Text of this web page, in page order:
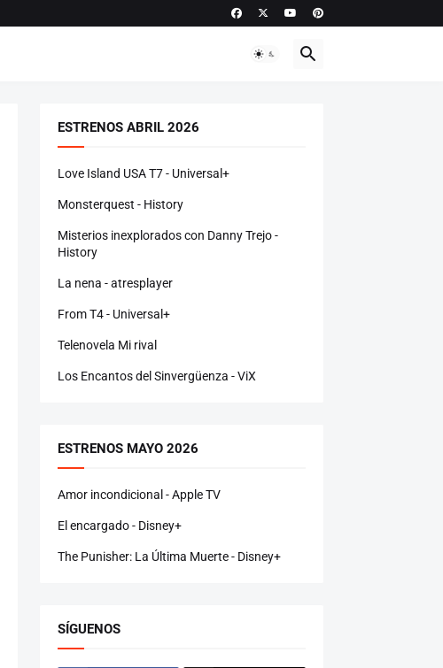
ESTRENOS ABRIL 2026
Love Island USA T7 - Universal+
Monsterquest - History
Misterios inexplorados con Danny Trejo -
History
La nena - atresplayer
From T4 - Universal+
Telenovela Mi rival
Los Encantos del Sinvergüenza - ViX
ESTRENOS MAYO 2026
Amor incondicional - Apple TV
El encargado - Disney+
The Punisher: La Última Muerte - Disney+
SÍGUENOS